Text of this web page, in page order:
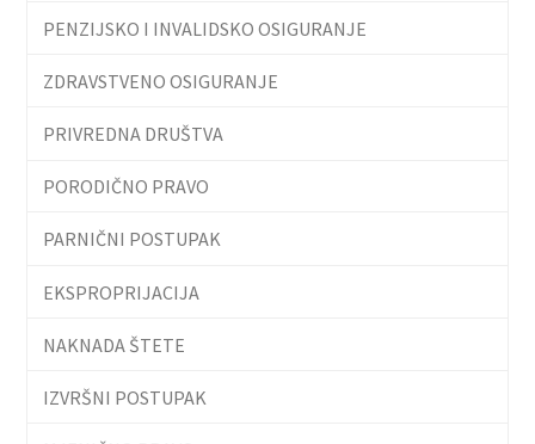
PENZIJSKO I INVALIDSKO OSIGURANJE
ZDRAVSTVENO OSIGURANJE
PRIVREDNA DRUŠTVA
PORODIČNO PRAVO
PARNIČNI POSTUPAK
EKSPROPRIJACIJA
NAKNADA ŠTETE
IZVRŠNI POSTUPAK